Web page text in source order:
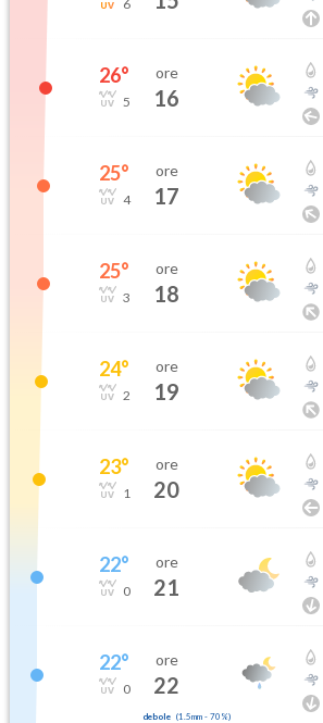
6
26°
5
ore
16
25°
4
ore
17
25°
3
ore
18
24°
2
ore
19
23°
1
ore
20
22°
0
ore
21
22°
0
ore
22
debole (1.5mm- 70 %)